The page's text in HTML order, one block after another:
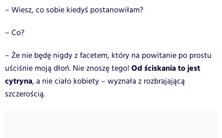
– Wiesz, co sobie kiedyś postanowiłam?
– Co?
– Że nie będę nigdy z facetem, który na powitanie po prostu
uściśnie moją dłoń. Nie znoszę tego! Od ściskania to jest
cytryna, a nie ciało kobiety – wyznała z rozbrajającą
szczerością.